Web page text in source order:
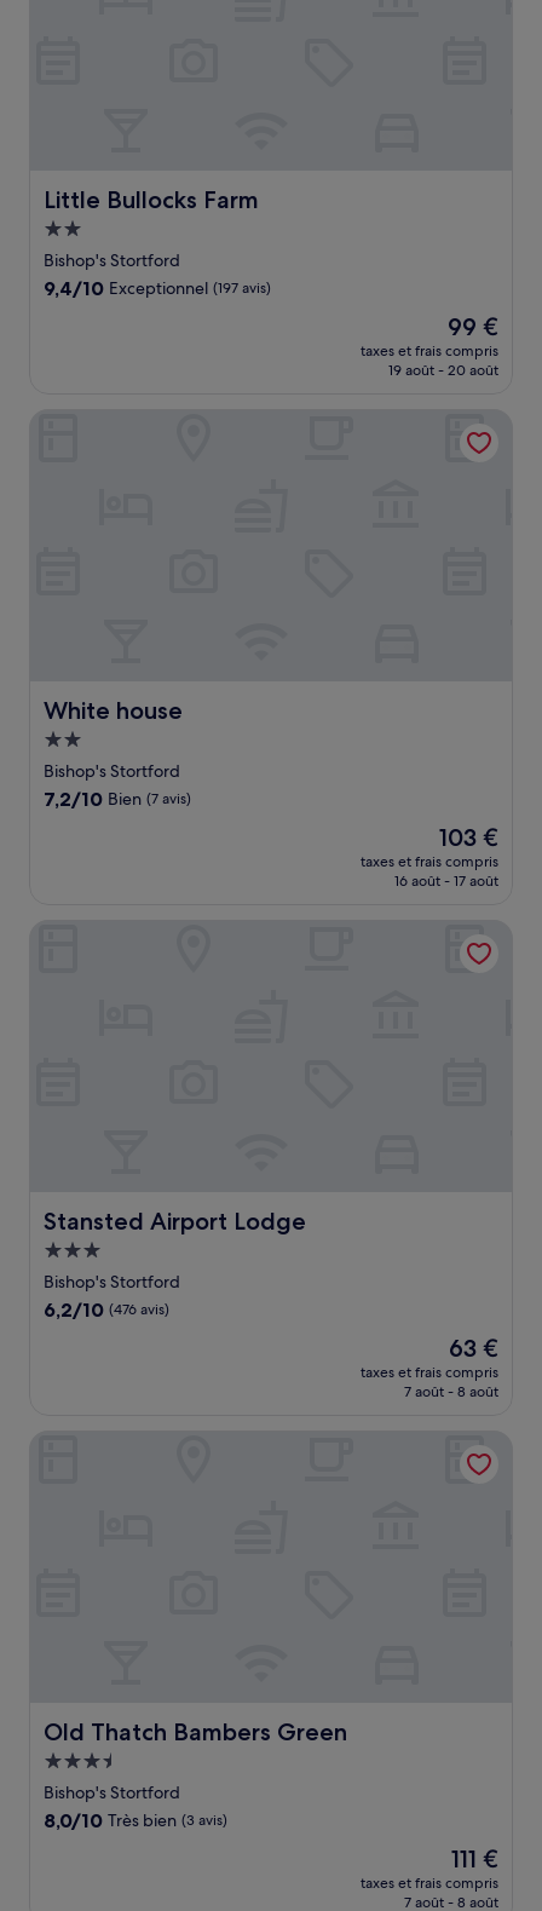
Little Bullocks Farm
Little Bullocks Farm
Hébergement
2.0 étoiles
Bishop's Stortford
9.4
9,4/10 Exceptionnel (197 avis)
Le
nouveau
prix
de
99 €
99 €
taxes et frais compris
19 août - 20 août
White house
White house
Hébergement
2.0 étoiles
Bishop's Stortford
7.2
7,2/10 Bien (7 avis)
Le
nouveau
prix
de
103 €
103 €
taxes et frais compris
16 août - 17 août
Stansted Airport Lodge
Stansted Airport Lodge
Hébergement
3.0 étoiles
Bishop's Stortford
6.2
6,2/10 (476 avis)
Le
nouveau
prix
de
63 €
63 €
taxes et frais compris
7 août - 8 août
Old Thatch Bambers Green
Old Thatch Bambers Green
Hébergement
3.5 étoiles
Bishop's Stortford
8.0
8,0/10 Très bien (3 avis)
Le
nouveau
prix
111 €
taxes et frais compris
7 août - 8 août